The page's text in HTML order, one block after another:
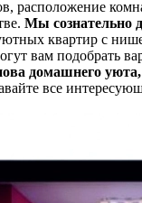
расположение
Мы сознательно
квартир с
вам подобрать
домашнего
все